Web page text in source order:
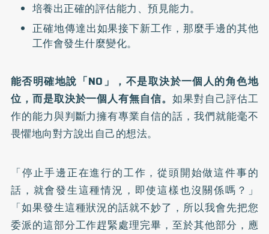
培養出正確的評估能力、預見能力。
正確地傳達出如果接下新工作，那麼手邊的其他
工作會發生什麼變化。
能否明確地說「NO」，不是取決於一個人的角色地
位，而是取決於一個人有無自信。如果對自己評估工
作的能力與判斷力擁有專業自信的話，我們就能毫不
畏懼地向對方說出自己的想法。
「停止手邊正在進行的工作，從頭開始做這件事的
話，就會發生這種情況，即使這樣也沒關係嗎？」
「如果發生這種狀況的話就不妙了，所以我會先把您
委派的這部分工作趕緊處理完畢，至於其他部分，應